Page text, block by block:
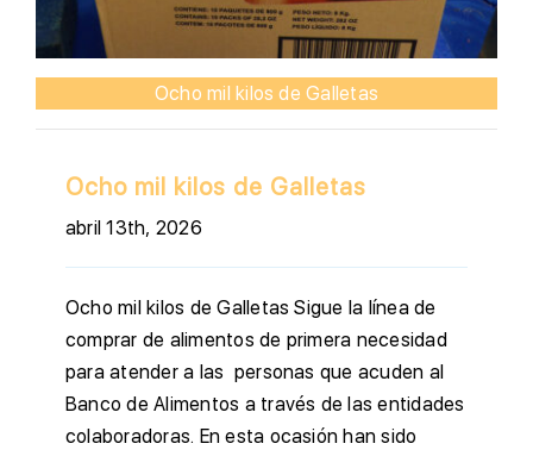
Ocho mil kilos de Galletas
Ocho mil kilos de Galletas
abril 13th, 2026
Ocho mil kilos de Galletas Sigue la línea de
comprar de alimentos de primera necesidad
para atender a las personas que acuden al
Banco de Alimentos a través de las entidades
colaboradoras. En esta ocasión han sido